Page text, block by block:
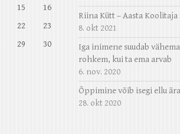
15
16
22
23
29
30
Riina Kütt – Aasta Koolitaja
8. okt 2021
Iga inimene suudab
rohkem, kui ta ema arvab
6. nov. 2020
Õppimine võib isegi ellu
28. okt 2020